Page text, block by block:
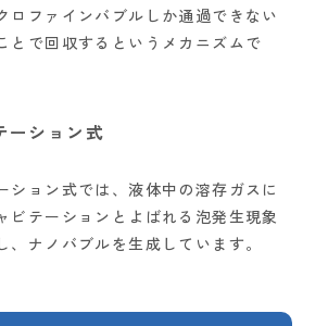
ロファインバブルしか通過できない
とで回収するというメカニズムで
ーション式
ション式では、液体中の溶存ガスに
ビテーションとよばれる泡発生現象
、ナノバブルを生成しています。